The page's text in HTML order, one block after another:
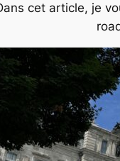
cet article, je